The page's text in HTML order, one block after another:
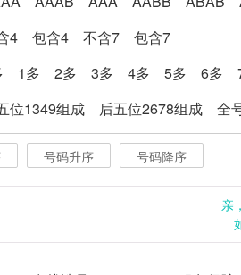
4 包含4 不含7
包含7
1多 2多 3多 4多 5多 6多
位1349组成 后五位2678组成 全
号码升序 号码降序
亲